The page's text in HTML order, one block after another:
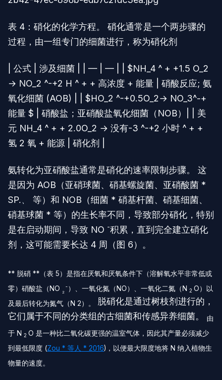
表 4：硝化的化学方程。 硝化通常是一个两步骤的
过程，由一组专门的细菌进行，称为硝化剂
| 公式 | 涉及细菌 | | — | — | | $NH_4 ^ + +1.5 O_2
→ NO_2 ^-+2 H ^ + + 高浓度 + 能量 | 硝酸反应; 氨
氧化细菌 (AOB) | | $HO_2 ^-+0.5O_2→ NO_3^-+
能量 $ | 硝酸盐；亚硝酸盐氧化细菌（NOB）| | 美
元 NH_4 ^ + + 2.0O_2 → 没有-3 ^-+2 小时 ^ + +
氢 2 氧 + 能源 | 硝化剂 |
氨转化为亚硝酸盐通常是硝化的速率限制步骤。 这
是因为 AOB（亚硝球菌、硝基螺旋菌、亚硝酸菌 *
SP.、
等）和 NOB（细菌 * 硝基杆菌、硝基细菌、
硝基球菌 * 等）的生长率不同，导致部分硝化，特别
是在启动期间，导致 NO -积累，直到完全建立硝化
剂，这可能需要长达 4 周（图 6）。
** 脱硝 **（表 5）是指在厌氧和厌氧条件下（溶解氧水平非常低或
零）硝酸盐（NO
2
- ）、一氧化氮（NO）、一氧化二氮（N 2 O）以
及最后转化为氮气（N 2）。
脱硝化是通过树枝剂进行的，
它们属于不同的分类组的古细菌和传感异养细菌。
由
于 N 2 O 是一种比二氧化碳更强的温室气体，因此其产量必须减少
到最低限度 (Zou * 等人 * 2016)，以便最大限度地将 N 纳入植物生
物量的速度。